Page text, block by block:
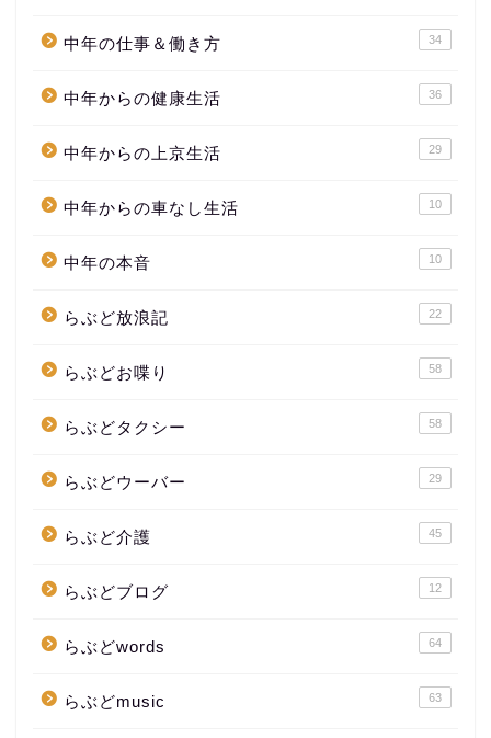
中年の仕事＆働き方 34
中年からの健康生活 36
中年からの上京生活 29
中年からの車なし生活 10
中年の本音 10
らぶど放浪記 22
らぶどお喋り 58
らぶどタクシー 58
らぶどウーバー 29
らぶど介護 45
らぶどブログ 12
らぶどwords 64
らぶどmusic 63